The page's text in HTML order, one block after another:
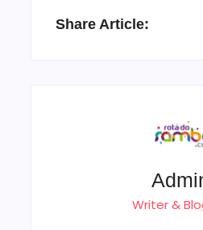
Share Article:
Writer &